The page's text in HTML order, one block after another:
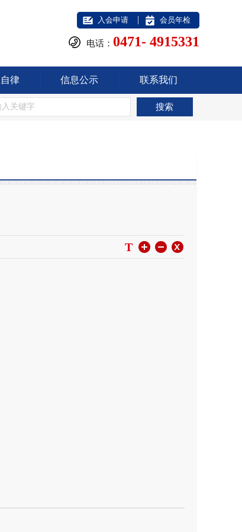
入会申请 | 会员年检
电话： 0471- 4915331
律 信息公示 联系我们
T